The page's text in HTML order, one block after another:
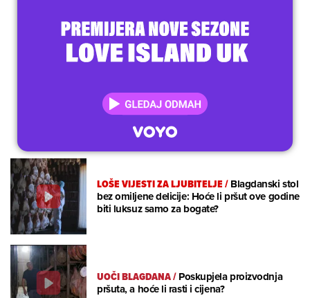
LOŠE VIJESTI ZA LJUBITELJE/Blagdanski stol
bez omiljene delicije: Hoće li pršut ove godine
biti luksuz samo za bogate?
UOČI BLAGDANA/Poskupjela proizvodnja
pršuta, a hoće li rasti i cijena?